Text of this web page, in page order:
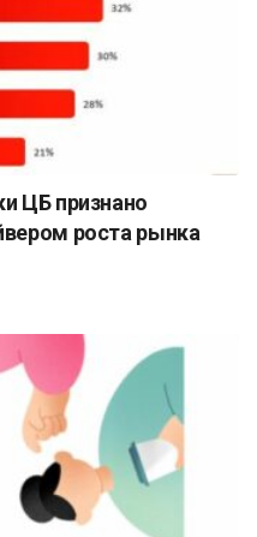
ЦБ признано
роста рынка